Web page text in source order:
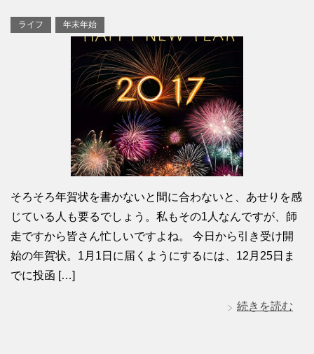
ライフ 年末年始
そろそろ年賀状を書かないと間に合わないと、あせりを感
じている人も要るでしょう。私もその1人なんですが、師
走ですから皆さん忙しいですよね。 今日から引き受け開
始の年賀状。1月1日に届くようにするには、12月25日ま
でに投函 […]
続きを読む